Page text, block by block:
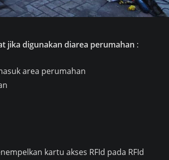
jika digunakan diarea perumahan :
area perumahan
kartu akses RFId pada RFId